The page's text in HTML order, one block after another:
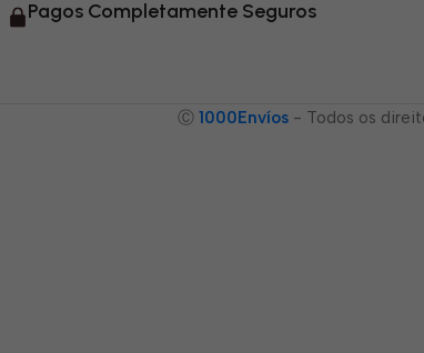
Pagos Completamente Seguros
Ⓒ 1000Envíos - Todos os